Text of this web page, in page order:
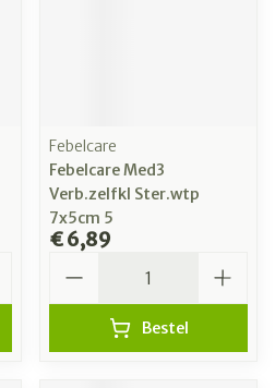
Febelcare
Febelcare Med3
Verb.zelfkl Ster.wtp
7x5cm 5
€ 6,89
Bestel